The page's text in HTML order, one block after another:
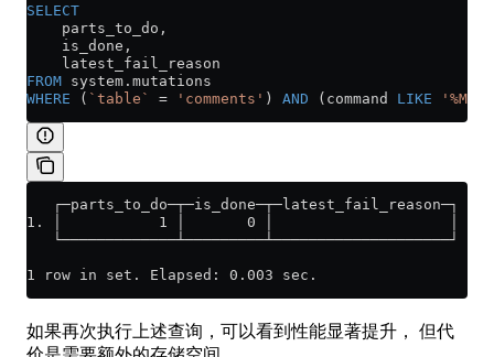
SELECT
    parts_to_do,
    is_done,
    latest_fail_reason
FROM system . mutations
WHERE ( `table` = 'comments' ) AND (command LIKE
   ┌─parts_to_do─┬─is_done─┬─latest_fail_reason─┐
1. │           1 │       0 │                    │
   └─────────────┴─────────┴────────────────────┘
1 row in set. Elapsed: 0.003 sec.
如果再次执行上述查询，可以看到性能显著提升， 但代